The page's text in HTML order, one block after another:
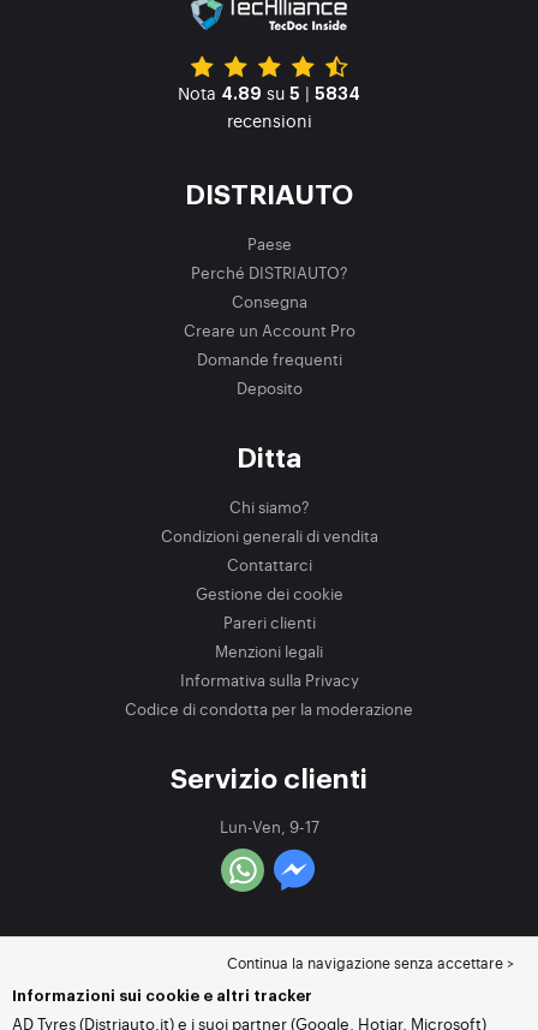
Nota 4.89 su 5 | 5834
recensioni
DISTRIAUTO
Paese
Perché DISTRIAUTO?
Consegna
Creare un Account Pro
Domande frequenti
Deposito
Ditta
Chi siamo?
Condizioni generali di vendita
Contattarci
Gestione dei cookie
Pareri clienti
Menzioni legali
Informativa sulla Privacy
Codice di condotta per la moderazione
Servizio clienti
Lun-Ven, 9-17
Continua la navigazione senza accettare >
Informazioni sui cookie e altri tracker
AD Tyres (Distriauto.it) e i suoi partner (Google, Hotjar, Microsoft)